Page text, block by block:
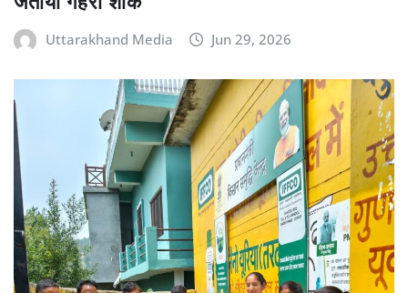
Uttarakhand Media Jun 29, 2026